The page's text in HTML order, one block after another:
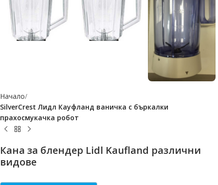
Начало
SilverCrest Лидл Кауфланд ваничка с бъркалки
прахосмукачка робот
Кана за блендер Lidl Kaufland различни
видове